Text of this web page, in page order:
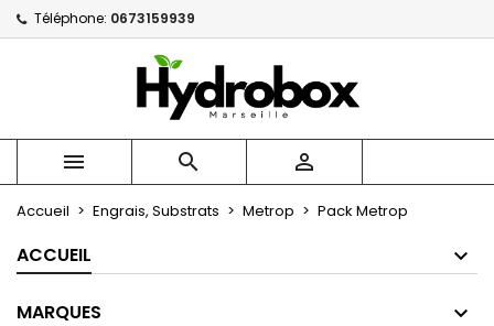
Téléphone: 0673159939
  
Accueil Engrais, Substrats Metrop Pack Metrop
ACCUEIL
MARQUES
Mes listes ×
Créer une nouvelle liste
((modalTitle)) ×
((confirmMessage))
((cancelText)) ((modalDeleteText))
Créer une liste d'envies ×
Nom de la liste d'envies
Annuler Créer une liste d'envies
Connexion ×
Vous devez être connecté pour ajouter des produits
à votre liste d'envies.
Annuler Connexion